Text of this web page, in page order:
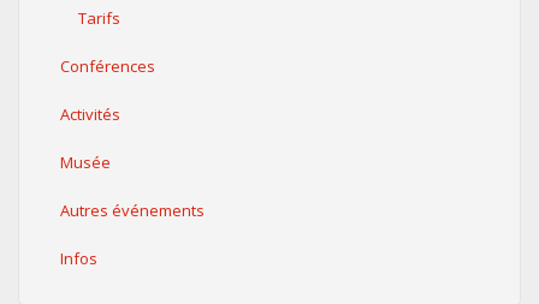
Tarifs
Conférences
Activités
Musée
Autres événements
Infos